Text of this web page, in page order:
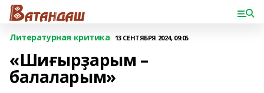
Литературная критика 13 СЕНТЯБРЯ 2024, 09:05
«Шиғырҙарым –
балаларым»